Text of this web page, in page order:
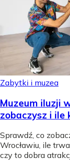
Zabytki i muzea
Muzeum iluzji
zobaczysz i ile
Sprawdź, co
Wrocławiu, ile
czy to dobra